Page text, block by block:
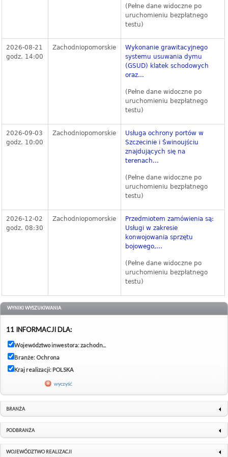
(Pełne dane widoczne po
uruchomieniu bezpłatnego
testu)
2026-08-21
godz. 14:00
Zachodniopomorskie
Wykonanie grawitacyjnego
systemu usuwania dymu
(GSUD) klatek schodowych
oraz...
(Pełne dane widoczne po
uruchomieniu bezpłatnego
testu)
2026-09-03
godz. 10:00
Zachodniopomorskie
Usługa ochrony portów w
Szczecinie i Świnoujściu
znajdujących się na
terenach...
(Pełne dane widoczne po
uruchomieniu bezpłatnego
testu)
2026-12-02
godz. 08:30
Zachodniopomorskie
Przedmiotem zamówienia są:
Usługi w zakresie
konwojowania sprzętu
bojowego,...
(Pełne dane widoczne po
uruchomieniu bezpłatnego
testu)
WYNIKI WYSZUKIWANIA
11 INFORMACJI DLA:
Województwo inwestora: zachodn...
Branże: Ochrona
Kraj realizacji: POLSKA
wyczyść
BRANŻA
PODBRANŻA
WOJEWÓDZTWO REALIZACJI